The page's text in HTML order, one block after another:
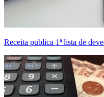
Receita publica 1ª lista de